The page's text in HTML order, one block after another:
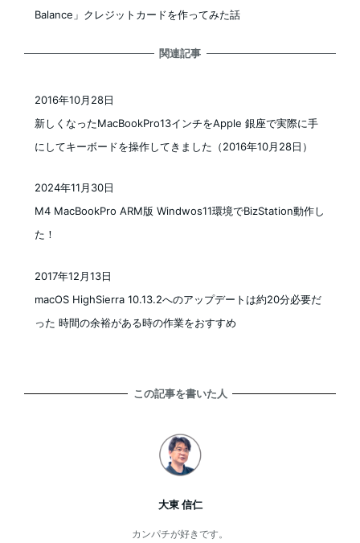
Balance」クレジットカードを作ってみた話
関連記事
新しくなったMacBookPro13インチをApple 銀座で実際に手
にしてキーボードを操作してきました（2016年10月28日）
2016年10月28日
M4 MacBookPro ARM版 Windwos11環境でBizStation動作し
た！
2024年11月30日
macOS HighSierra 10.13.2へのアップデートは約20分必要だ
った 時間の余裕がある時の作業をおすすめ
2017年12月13日
この記事を書いた人
大東 信仁
カンパチが好きです。